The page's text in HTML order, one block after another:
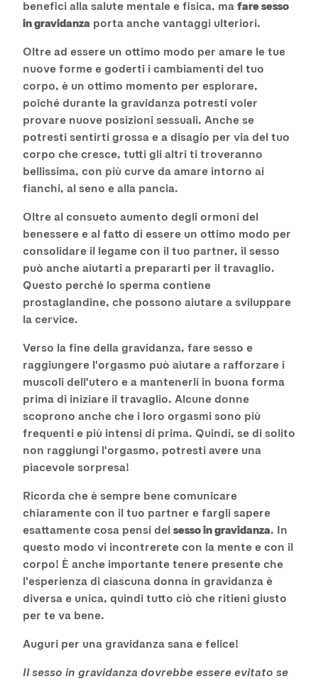
benefici alla salute mentale e fisica, ma fare sesso
in gravidanza porta anche vantaggi ulteriori.
Oltre ad essere un ottimo modo per amare le tue
nuove forme e goderti i cambiamenti del tuo
corpo, è un ottimo momento per esplorare,
poiché durante la gravidanza potresti voler
provare nuove posizioni sessuali. Anche se
potresti sentirti grossa e a disagio per via del tuo
corpo che cresce, tutti gli altri ti troveranno
bellissima, con più curve da amare intorno ai
fianchi, al seno e alla pancia.
Oltre al consueto aumento degli ormoni del
benessere e al fatto di essere un ottimo modo per
consolidare il legame con il tuo partner, il sesso
può anche aiutarti a prepararti per il travaglio.
Questo perché lo sperma contiene
prostaglandine, che possono aiutare a sviluppare
la cervice.
Verso la fine della gravidanza, fare sesso e
raggiungere l'orgasmo può aiutare a rafforzare i
muscoli dell'utero e a mantenerli in buona forma
prima di iniziare il travaglio. Alcune donne
scoprono anche che i loro orgasmi sono più
frequenti e più intensi di prima. Quindi, se di solito
non raggiungi l'orgasmo, potresti avere una
piacevole sorpresa!
Ricorda che è sempre bene comunicare
chiaramente con il tuo partner e fargli sapere
esattamente cosa pensi del sesso in gravidanza. In
questo modo vi incontrerete con la mente e con il
corpo! È anche importante tenere presente che
l'esperienza di ciascuna donna in gravidanza è
diversa e unica, quindi tutto ciò che ritieni giusto
per te va bene.
Auguri per una gravidanza sana e felice!
Il sesso in gravidanza dovrebbe essere evitato se